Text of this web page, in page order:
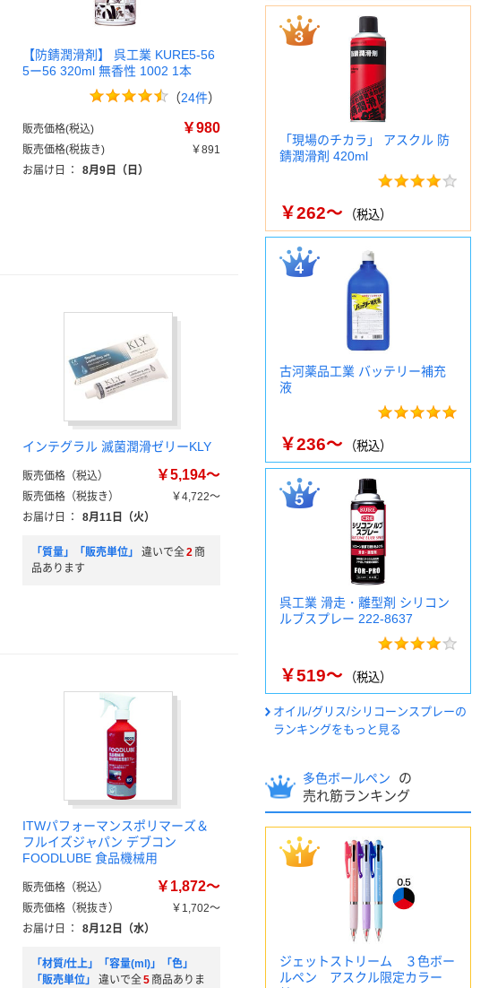
【防錆潤滑剤】 呉工業 KURE5-56
5ー56 320ml 無香性 1002 1本
（24件）
販売価格(税込) ￥980
販売価格(税抜き)
￥891
お届け日
： 8月9日（日）
インテグラル 滅菌潤滑ゼリーKLY
販売価格（税込） ￥5,194～
販売価格（税抜き）
￥4,722～
お届け日
： 8月11日（火）
「質量」「販売単位」 違いで全2 商
品あります
ITWパフォーマンスポリマーズ＆
フルイズジャパン デブコン
FOODLUBE 食品機械用
販売価格（税込） ￥1,872～
販売価格（税抜き）
￥1,702～
お届け日
： 8月12日（水）
「材質/仕上」「容量(ml)」「色」
「販売単位」
違いで全5 商品ありま
「現場のチカラ」 アスクル 防
錆潤滑剤 420ml
￥262～ （税込）
古河薬品工業 バッテリー補充
液
￥236～ （税込）
呉工業 滑走・離型剤 シリコン
ルブスプレー 222-8637
￥519～ （税込）
オイル/グリス/シリコーンスプレーの
ランキングをもっと見る
多色ボールペン
の
売れ筋ランキング
ジェットストリーム ３色ボー
ルペン アスクル限定カラー